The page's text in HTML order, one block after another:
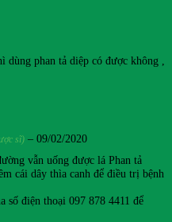
phan tả diệp có được không ,
sĩ) – 09/02/2020
vẫn uống được lá Phan tả
cái dây thìa canh để điều trị bệnh
số điện thoại 097 878 4411 để